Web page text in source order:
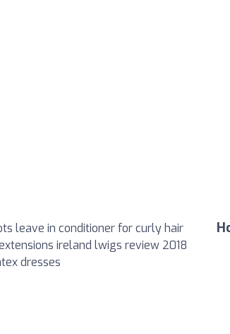
leave in conditioner for curly hair
ireland lwigs review 2018
dresses